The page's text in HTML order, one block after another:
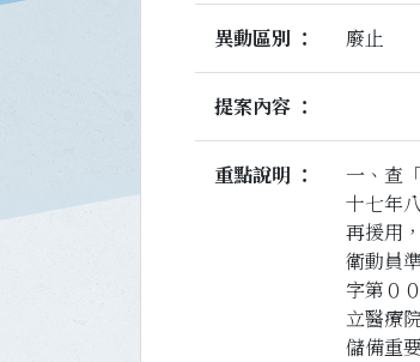
異動區別 廢止
提案內容
重點說明
一、查
十七年
再援用
衛動員
字第０
立醫療
儲備重